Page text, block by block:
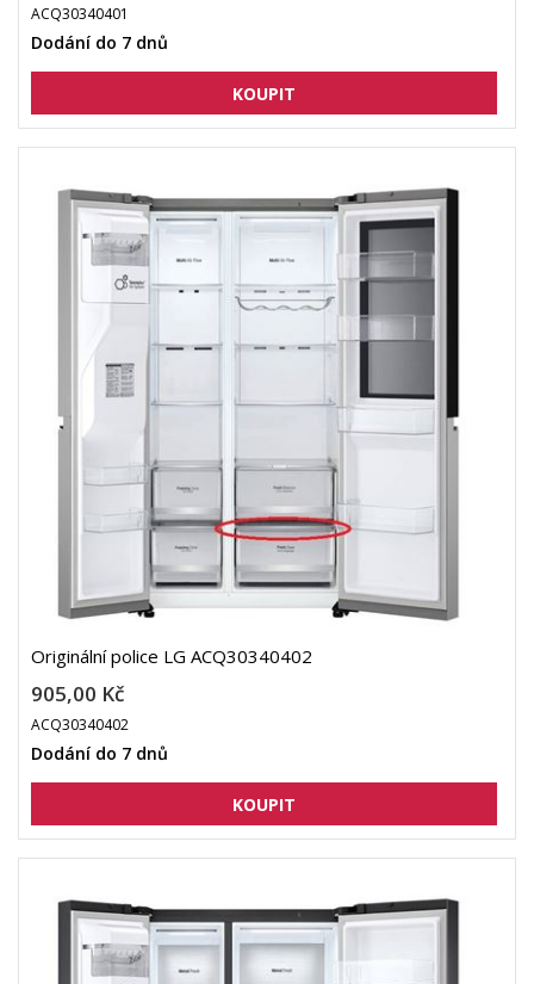
ACQ30340401
Dodání do 7 dnů
Originální police LG ACQ30340402
905,00 Kč
ACQ30340402
Dodání do 7 dnů